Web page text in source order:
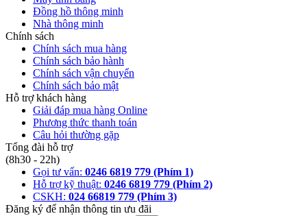
Đồng hồ thông minh
Nhà thông minh
Chính sách
Chính sách mua hàng
Chính sách bảo hành
Chính sách vận chuyển
Chính sách bảo mật
Hỗ trợ khách hàng
Giải đáp mua hàng Online
Phương thức thanh toán
Câu hỏi thường gặp
Tổng đài hỗ trợ
(8h30 - 22h)
Gọi tư vấn: 0246 6819 779 (Phím 1)
Hỗ trợ kỹ thuật: 0246 6819 779 (Phím 2)
CSKH: 024 66819 779 (Phím 3)
Đăng ký để nhận thông tin ưu đãi